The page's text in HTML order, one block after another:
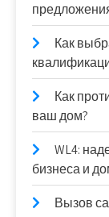
Как
Как
ваш дом?
WL4:
бизнеса и
Вызов